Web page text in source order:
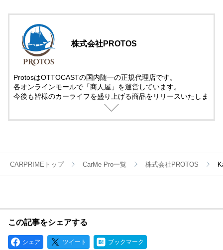
株式会社PROTOS
ProtosはOTTOCASTの国内随一の正規代理店です。
各オンラインモールで「商人屋」を運営しています。
今後も皆様のカーライフを盛り上げる商品をリリースいたしま
すのでよろしくお願いいたします。
CARPRIMEトップ CarMe Pro一覧 株式会社PROTOS
この記事をシェアする
シェア ツイート ブックマーク